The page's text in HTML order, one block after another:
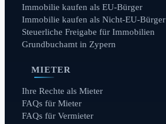
Immobilie kaufen als EU-Bürger
Immobilie kaufen als Nicht-EU-Bürger
Steuerliche Freigabe für Immobilien
Grundbuchamt in Zypern
MIETER
Ihre Rechte als Mieter
FAQs für Mieter
FAQs für Vermieter